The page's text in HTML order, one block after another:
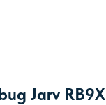
Jarv RB9X